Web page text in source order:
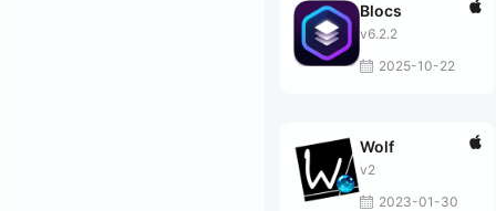
Blocs
v6.2.2
2025-10-22
Wolf
v2
2023-01-30